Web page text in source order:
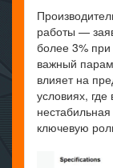
работы —
более 3% при
важный
влияет на
условиях,
ключевую